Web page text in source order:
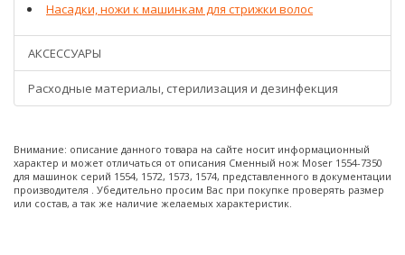
Насадки, ножи к машинкам для стрижки волос
АКСЕССУАРЫ
Расходные материалы, стерилизация и дезинфекция
Внимание: описание данного товара на сайте носит информационный
характер и может отличаться от описания Сменный нож Moser 1554-7350
для машинок серий 1554, 1572, 1573, 1574, представленного в документации
производителя . Убедительно просим Вас при покупке проверять размер
или состав, а так же наличие желаемых характеристик.